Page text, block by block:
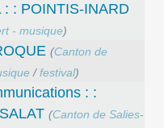
: : POINTIS-INARD
- musique)
(Canton de
/festival)
: :
(Canton de Salies-